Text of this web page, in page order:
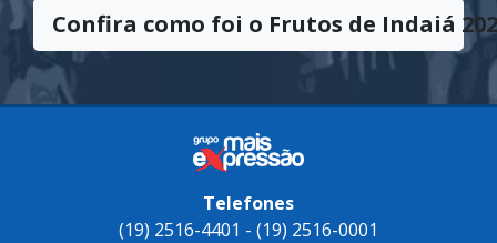
Confira como foi o Frutos de Indaiá
Telefones
(19) 2516-4401 - (19) 2516-0001